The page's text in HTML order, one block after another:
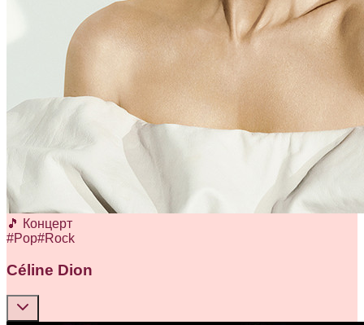
🎵 Концерт
#Pop#Rock
Céline Dion